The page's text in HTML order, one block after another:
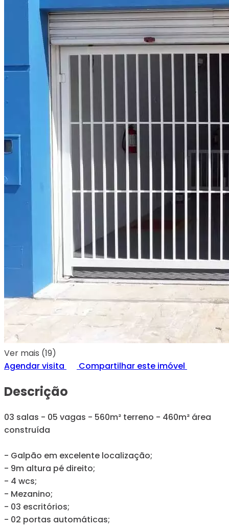
Ver mais (19)
Agendar visita
Compartilhar este imóvel
Descrição
03 salas - 05 vagas - 560m² terreno - 460m² área
construída
- Galpão em excelente localização;
- 9m altura pé direito;
- 4 wcs;
- Mezanino;
- 03 escritórios;
- 02 portas automáticas;